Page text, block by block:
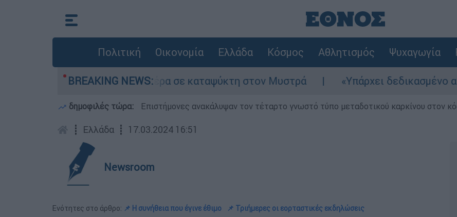
Πολιτική Οικονομία Ελλάδα Κόσμος Αθλητισμός Ψυχαγωγία
BREAKING NEWS:
του πατέρα σε καταψύκτη στον Μυστρά «Υπάρχει δεδικασμένο απαλλακτικό για
δημοφιλές τώρα: Επιστήμονες ανακάλυψαν τον τέταρτο γνωστό τύπο μεταδοτικού καρκίνου στον
┋ Ελλάδα ┋ 17.03.2024 16:51
Newsroom
Ενότητες στο άρθρο: 📌 Η συνήθεια που έγινε έθιμο 📌 Τριήμερες οι εορταστικές εκδηλώσεις